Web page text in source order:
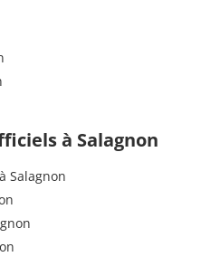
à Salagnon
Salagnon